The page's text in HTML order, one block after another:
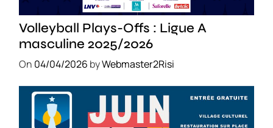
Volleyball Plays-Offs : Ligue A
masculine 2025/2026
On 04/04/2026 byWebmaster2Risi